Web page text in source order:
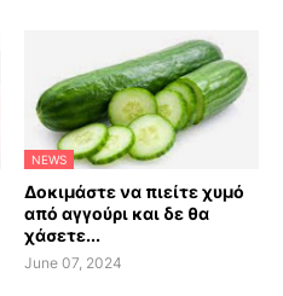
NEWS
Δοκιμάστε να πιείτε χυμό
από αγγούρι και δε θα
χάσετε...
June 07, 2024